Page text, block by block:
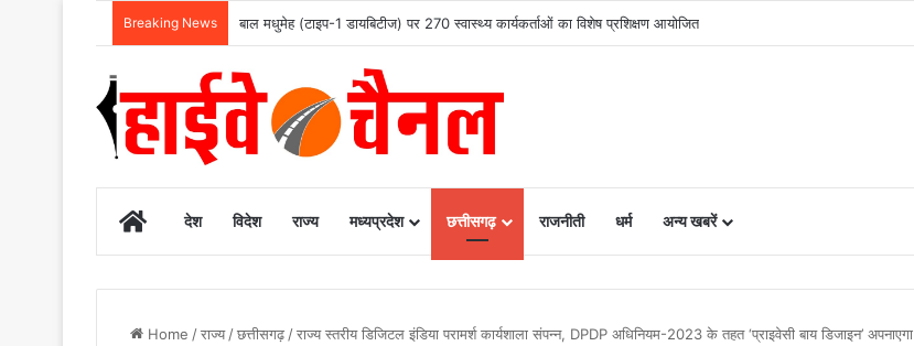
Breaking News बाल मधुमेह (टाइप-1 डायबिटीज) पर 270 स्वास्थ्य कार्यकर्ताओं का विशेष प्रशिक्षण आयोजित
Homeदेश विदेश राज्य मध्यप्रदेश छत्तीसगढ़ राजनीती धर्म अन्य खबरें
Home /राज्य /छत्तीसगढ़ /राज्य स्तरीय डिजिटल इंडिया परामर्श कार्यशाला संपन्न, DPDP अधिनियम-2023 के तहत ‘प्राइवेसी बाय डिजाइन’ अपनाएगा